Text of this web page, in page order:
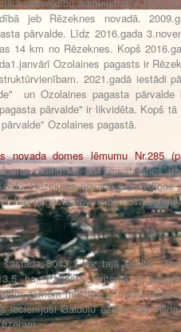
jeb Rēzeknes novadā.
pārvalde. Līdz 2016.gada
14 km no Rēzeknes. Kopš
Ozolaines pagasts ir
2021.gadā iestādi
un Ozolaines pagasta
pārvalde" ir likvidēta. Kopš
Ozolaines pagastā.
novada domes lēmumu Nr.285
maiņu kā arī pamatojoties
Rēzeknes novada
pagastu apvienība nosaukuma
sastāda 8043,1 ha, tajā skaitā:
ha. Pagasta teritorijā ir
zemēm mijoties ar mežu
iecienījuši Gaiduļu ezeru, kas